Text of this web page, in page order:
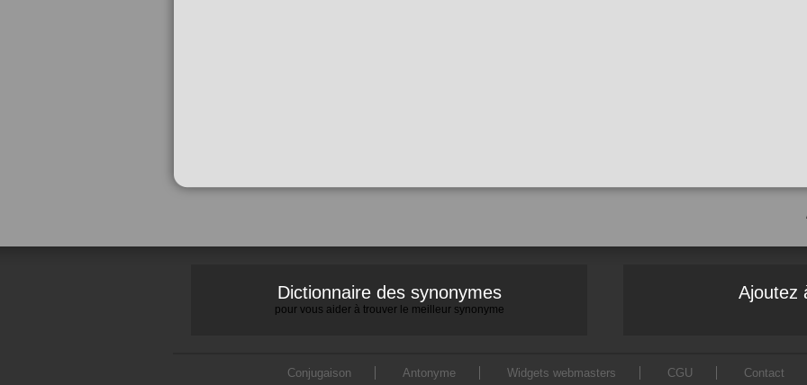
Dictionnaire des synonymes
pour vous aider à trouver le meilleur synonyme
Ajoutez
Conjugaison Antonyme Widgets webmasters CGU
Contact